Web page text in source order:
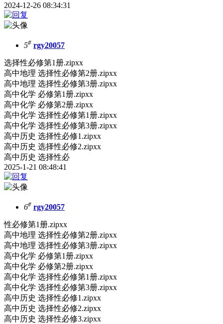
2024-12-26 08:34:31
5# rgy20057
选择性必修第1册.zipxx
高中地理 选择性必修第2册.zipxx
高中地理 选择性必修第3册.zipxx
高中化学 必修第1册.zipxx
高中化学 必修第2册.zipxx
高中化学 选择性必修第1册.zipxx
高中化学 选择性必修第3册.zipxx
高中历史 选择性必修1.zipxx
高中历史 选择性必修2.zipxx
高中历史 选择性必
2025-1-21 08:48:41
6# rgy20057
性必修第1册.zipxx
高中地理 选择性必修第2册.zipxx
高中地理 选择性必修第3册.zipxx
高中化学 必修第1册.zipxx
高中化学 必修第2册.zipxx
高中化学 选择性必修第1册.zipxx
高中化学 选择性必修第3册.zipxx
高中历史 选择性必修1.zipxx
高中历史 选择性必修2.zipxx
高中历史 选择性必修3.zipxx